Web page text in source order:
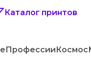
Каталог принтов
ПрофессииКосмос